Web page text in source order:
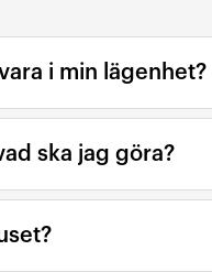
i min lägenhet?
ska jag göra?